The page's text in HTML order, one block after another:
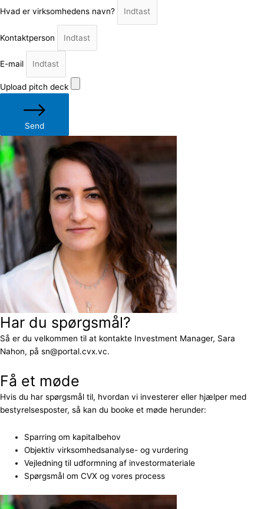
Hvad er virksomhedens navn?
Kontaktperson
E-mail
Upload pitch deck
Send
Har du spørgsmål?
Så er du velkommen til at kontakte Investment Manager, Sara
Nahon, på sn@portal.cvx.vc.
Få et møde
Hvis du har spørgsmål til, hvordan vi investerer eller hjælper med
bestyrelsesposter, så kan du booke et møde herunder:
Sparring om kapitalbehov
Objektiv virksomhedsanalyse- og vurdering
Vejledning til udformning af investormateriale
Spørgsmål om CVX og vores process